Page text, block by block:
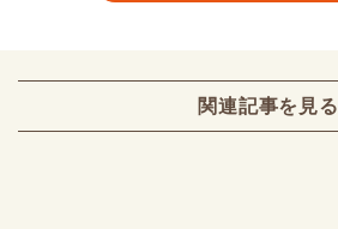
関連記事を見る